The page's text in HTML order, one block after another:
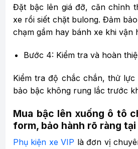
Đặt bậc lên giá đỡ, căn chỉnh
xe rồi siết chặt bulong. Đảm
chạm gầm hay bánh xe khi vận
Bước 4: Kiểm tra và hoàn
Kiểm tra độ chắc chắn, thử
bảo bậc không rung lắc trước
Mua bậc lên xuống ô tô
form, bảo hành rõ ràng tại
Phụ kiện xe VIP là đơn vị